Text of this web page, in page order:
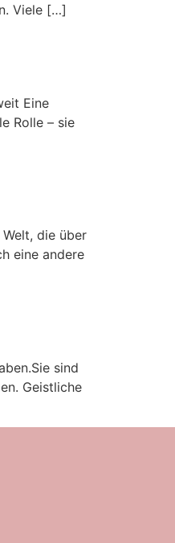
Viele […]
Eine
Rolle – sie
die über
eine andere
sind
Geistliche